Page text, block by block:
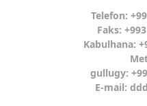
Telefon:
Faks:
Kabulhana:
gullugy:
E-mail: